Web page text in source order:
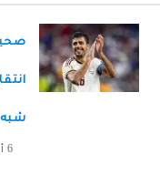
6 أغسطس، 2026